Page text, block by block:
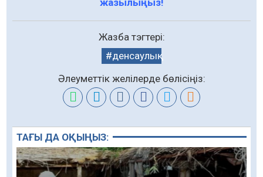
Жазба тэгтері:
денсаулық
Әлеуметтік желілерде бөлісіңіз:
ТАҒЫ ДА ОҚЫҢЫЗ: